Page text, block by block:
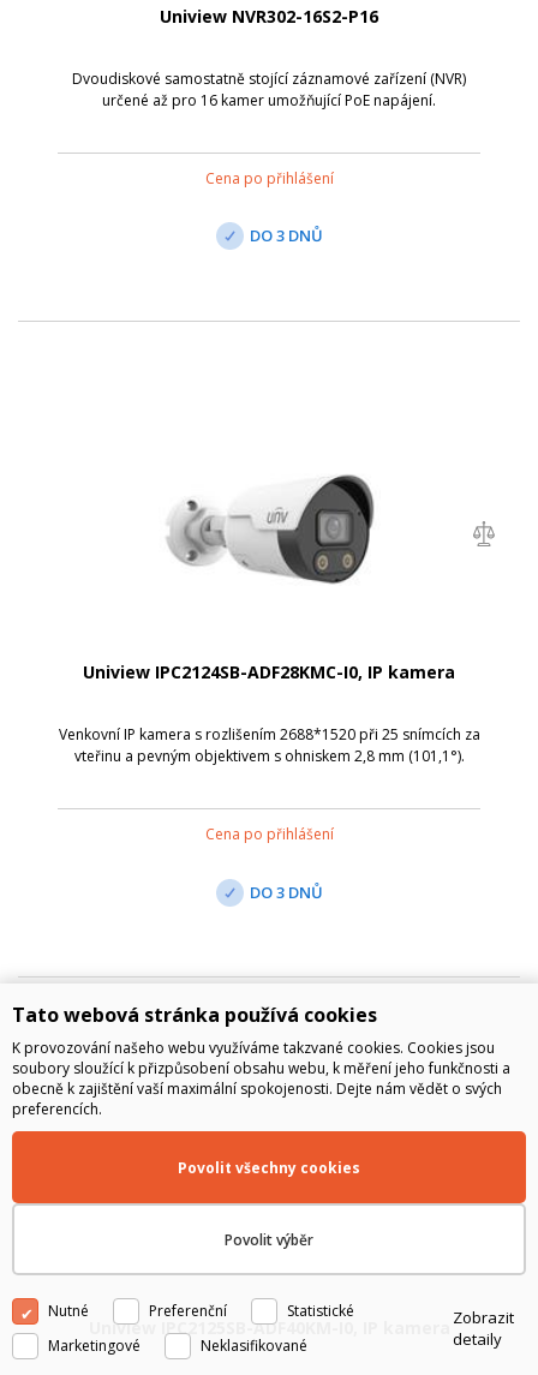
Uniview NVR302-16S2-P16
Dvoudiskové samostatně stojící záznamové zařízení (NVR)
určené až pro 16 kamer umožňující PoE napájení.
Cena po přihlášení
DO 3 DNŮ
Uniview IPC2124SB-ADF28KMC-I0, IP kamera
Venkovní IP kamera s rozlišením 2688*1520 při 25 snímcích za
vteřinu a pevným objektivem s ohniskem 2,8 mm (101,1°).
Cena po přihlášení
DO 3 DNŮ
Uniview IPC2125SB-ADF40KM-I0, IP kamera
Tato webová stránka používá cookies
K provozování našeho webu využíváme takzvané cookies. Cookies jsou
soubory sloužící k přizpůsobení obsahu webu, k měření jeho funkčnosti a
obecně k zajištění vaší maximální spokojenosti. Dejte nám vědět o svých
preferencích.
Povolit výběr
Povolit všechny cookies
Nutné Preferenční
Statistické
Marketingové
Neklasifikované
Zobrazit
detaily